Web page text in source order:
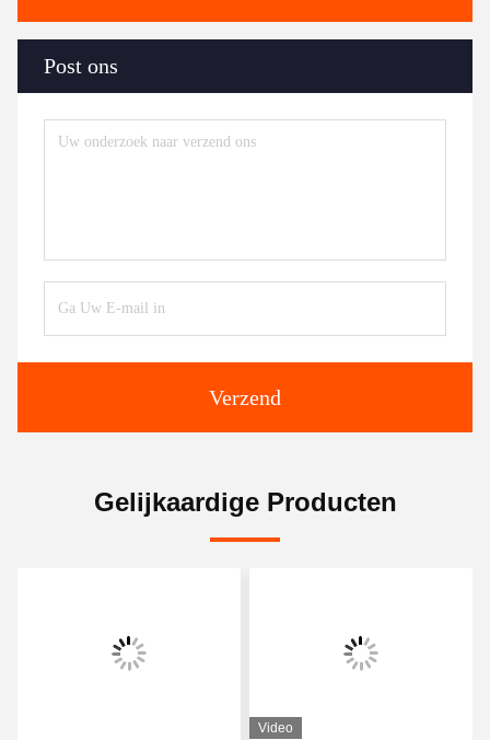
Post ons
Verzend
Gelijkaardige Producten
Video